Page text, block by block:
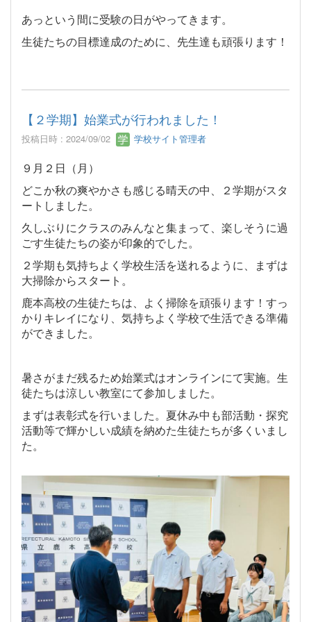
あっという間に受験の日がやってきます。
生徒たちの目標達成のために、先生達も頑張ります！
【２学期】始業式が行われました！
投稿日時 : 2024/09/02 学校サイト管理者
９月２日（月）
どこか秋の爽やかさも感じる晴天の中、２学期がスタ
ートしました。
久しぶりにクラスのみんなと集まって、楽しそうに過
ごす生徒たちの姿が印象的でした。
２学期も気持ちよく学校生活を送れるように、まずは
大掃除からスタート。
鹿本高校の生徒たちは、よく掃除を頑張ります！すっ
かりキレイになり、気持ちよく学校で生活できる準備
ができました。
暑さがまだ残るため始業式はオンラインにて実施。生
徒たちは涼しい教室にて参加しました。
まずは表彰式を行いました。夏休み中も部活動・探究
活動等で輝かしい成績を納めた生徒たちが多くいまし
た。